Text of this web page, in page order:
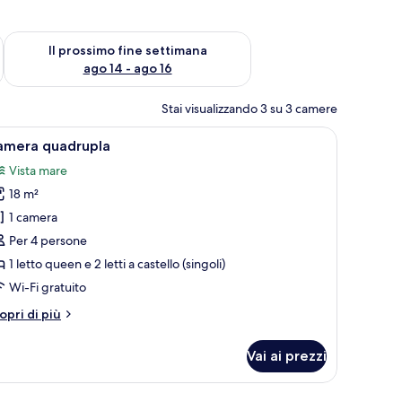
ago 7 - ago 9
Il prossimo fine settimana
ago 14 - ago 16
Verifica la disponibilità per il prossimo fine settimana, ago 14
Stai visualizzando 3 su 3 camere
scrivania con un computer, una sedia, una televisione e vista mare.
Una camera d'albergo con un letto, una
4 quadrupla
Vista mare
18 m²
1 camera
Per 4 persone
1 letto queen e 2 letti a castello (singoli)
Wi-Fi gratuito
di più
Vai ai prezzi